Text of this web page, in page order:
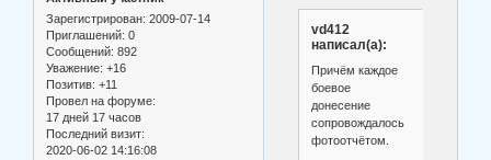
Зарегистрирован: 2009-07-14
Приглашений: 0
Сообщений: 892
Уважение: +16
Позитив: +11
Провел на форуме:
17 дней 17 часов
Последний визит:
2020-06-02 14:16:08
vd412
написал(а):
Причём каждое
боевое
донесение
сопровождалось
фотоотчётом.